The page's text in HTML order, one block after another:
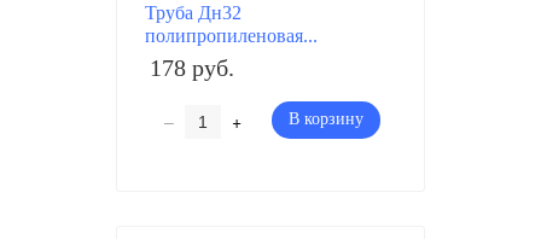
Труба Дн32
полипропиленовая...
178 руб.
– + В корзину